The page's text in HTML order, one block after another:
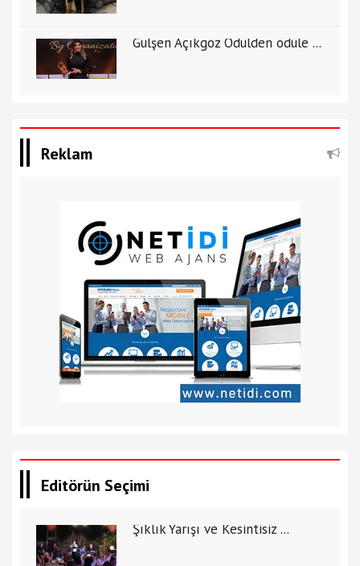
Gülşen Açıkgöz Ödülden ödüle ...
Reklam
Editörün Seçimi
Şıklık Yarışı ve Kesintisiz ...